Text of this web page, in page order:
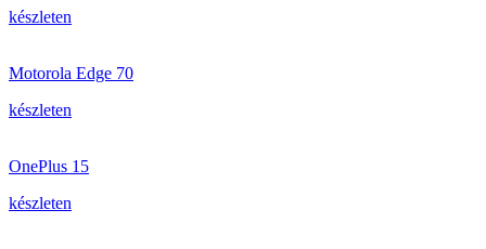
készleten
Motorola Edge 70
készleten
OnePlus 15
készleten